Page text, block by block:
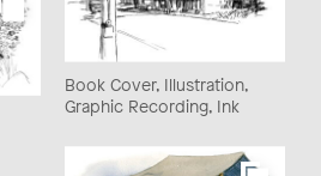
Book Cover, Illustration,
Graphic Recording, Ink